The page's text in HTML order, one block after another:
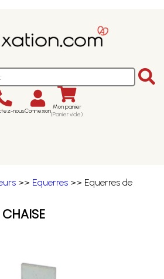
nousConnexion Mon panier
(Panier vide)
>> Equerres >> Equerres de
CHAISE